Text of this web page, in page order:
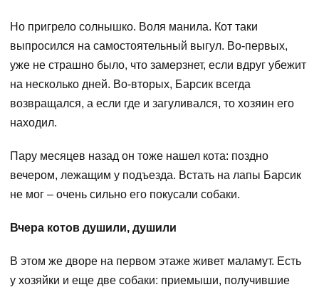
Но пригрело солнышко. Воля манила. Кот таки
выпросился на самостоятельный выгул. Во-первых,
уже не страшно было, что замерзнет, если вдруг убежит
на несколько дней. Во-вторых, Барсик всегда
возвращался, а если где и загуливался, то хозяин его
находил.
Пару месяцев назад он тоже нашел кота: поздно
вечером, лежащим у подъезда. Встать на лапы Барсик
не мог – очень сильно его покусали собаки.
Вчера котов душили, душили
В этом же дворе на первом этаже живет маламут. Есть
у хозяйки и еще две собаки: приемыши, получившие